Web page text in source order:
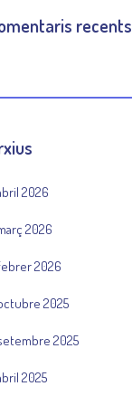
recents
2026
2026
2026
2025
2025
2025